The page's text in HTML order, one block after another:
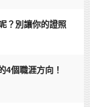
？別讓你的證照
4個職涯方向！